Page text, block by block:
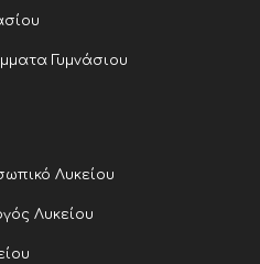
Γυμνάσιου
Λυκείου
Λυκείου